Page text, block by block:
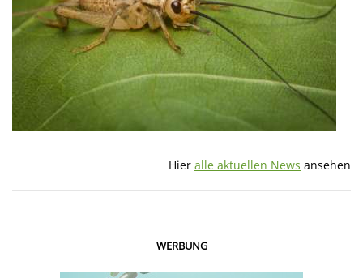
Hier alle aktuellen News ansehen
WERBUNG